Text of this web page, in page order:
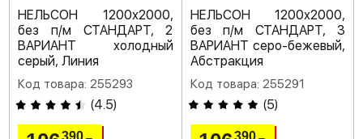
НЕЛЬСОН 1200х2000,
без п/м СТАНДАРТ, 2
ВАРИАНТ холодный
серый, Линия
Код товара: 255293
(4.5)
НЕЛЬСОН 1200х2000,
без п/м СТАНДАРТ, 3
ВАРИАНТ серо-бежевый,
Абстракция
Код товара: 255291
(5)